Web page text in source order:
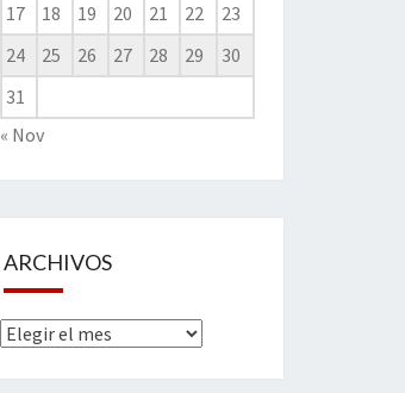
17
18 19 20 21 22
23
24
25 26 27 28 29
30
31
« Nov
ARCHIVOS
Archivos